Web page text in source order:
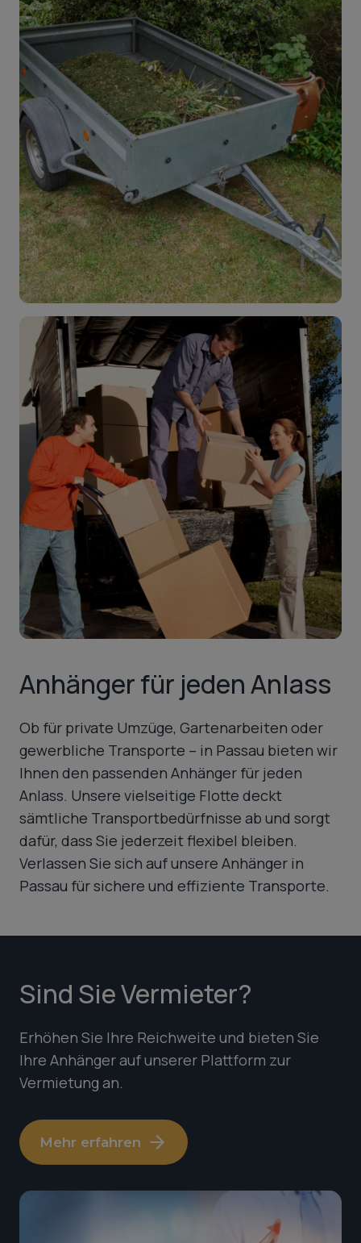
Anhänger für jeden Anlass
Ob für private Umzüge, Gartenarbeiten oder
gewerbliche Transporte – in Passau bieten wir
Ihnen den passenden Anhänger für jeden
Anlass. Unsere vielseitige Flotte deckt
sämtliche Transportbedürfnisse ab und sorgt
dafür, dass Sie jederzeit flexibel bleiben.
Verlassen Sie sich auf unsere Anhänger in
Passau für sichere und effiziente Transporte.
Sind Sie Vermieter?
Erhöhen Sie Ihre Reichweite und bieten Sie
Ihre Anhänger auf unserer Plattform zur
Vermietung an.
Mehr erfahren